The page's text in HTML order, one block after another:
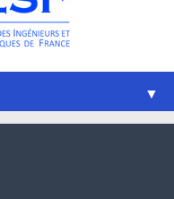
▼